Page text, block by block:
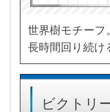
世界樹モチーフ
長時間回り続
ビクトリ